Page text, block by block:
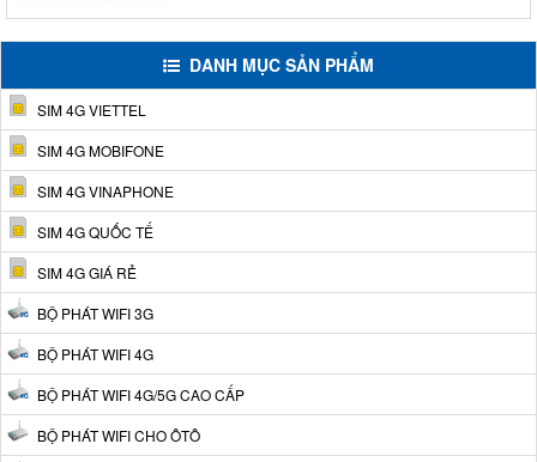
DANH MỤC SẢN PHẨM
SIM 4G VIETTEL
SIM 4G MOBIFONE
SIM 4G VINAPHONE
SIM 4G QUỐC TẾ
SIM 4G GIÁ RẺ
BỘ PHÁT WIFI 3G
BỘ PHÁT WIFI 4G
BỘ PHÁT WIFI 4G/5G CAO CẤP
BỘ PHÁT WIFI CHO ÔTÔ